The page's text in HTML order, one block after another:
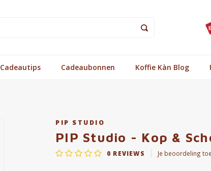
Cadeautips Cadeaubonnen Koffie Kàn Blog
PIP STUDIO
PIP Studio - Kop &
0 REVIEWS Je beoordeling